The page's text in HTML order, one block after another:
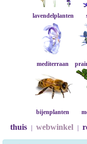
lavendelplanten
mediterraan
bijenplanten
thuis webwinkel